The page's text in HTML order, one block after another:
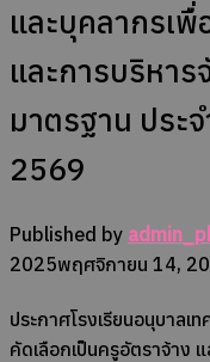
และบุคลากรเ
และการบริหา
มาตรฐาน ประ
2569
Published by
2025พฤศจิกายน 14,
ประกาศโรงเรียนอนุบาลเ
คัดเลือกเป็นครูอัตราจ้าง